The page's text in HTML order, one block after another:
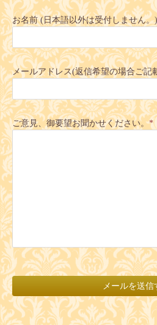
お名前 (日本語以外は受付しません。)
メールアドレス(返信希望の場合ご記
ご意見、御要望お聞かせください。*